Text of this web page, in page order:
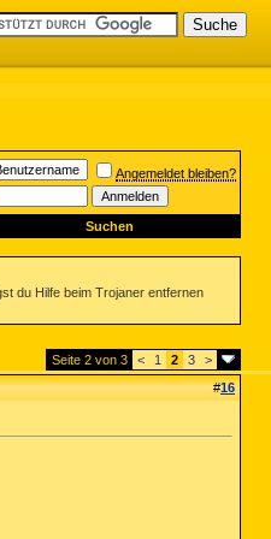
Angemeldet bleiben?
Suchen
du Hilfe beim Trojaner entfernen
Seite 2 von 3 < 1 2 3
>
#16